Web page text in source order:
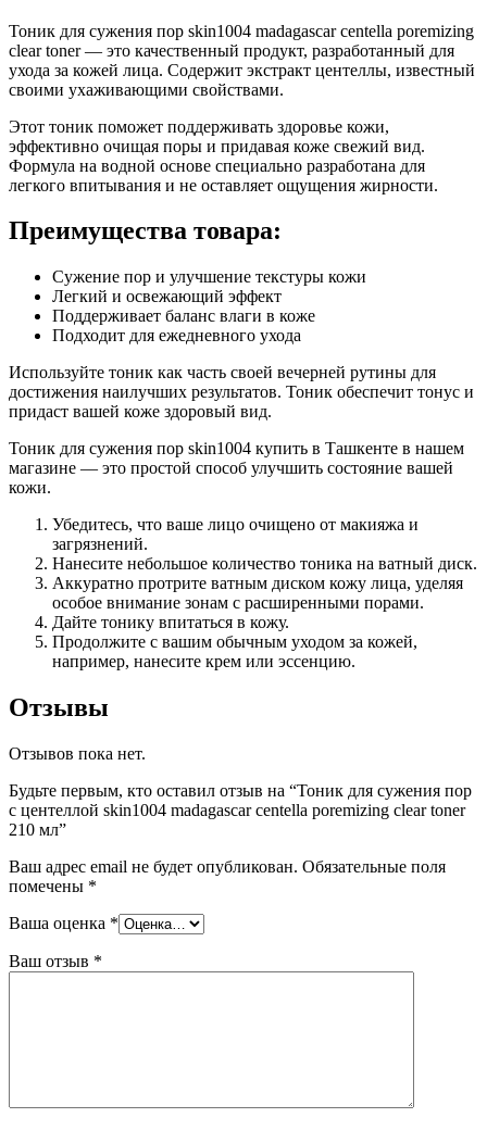
Тоник для сужения пор skin1004 madagascar centella poremizing
clear toner — это качественный продукт, разработанный для
ухода за кожей лица. Содержит экстракт центеллы, известный
своими ухаживающими свойствами.
Этот тоник поможет поддерживать здоровье кожи,
эффективно очищая поры и придавая коже свежий вид.
Формула на водной основе специально разработана для
легкого впитывания и не оставляет ощущения жирности.
Преимущества товара:
Сужение пор и улучшение текстуры кожи
Легкий и освежающий эффект
Поддерживает баланс влаги в коже
Подходит для ежедневного ухода
Используйте тоник как часть своей вечерней рутины для
достижения наилучших результатов. Тоник обеспечит тонус и
придаст вашей коже здоровый вид.
Тоник для сужения пор skin1004 купить в Ташкенте в нашем
магазине — это простой способ улучшить состояние вашей
кожи.
Убедитесь, что ваше лицо очищено от макияжа и
загрязнений.
Нанесите небольшое количество тоника на ватный диск.
Аккуратно протрите ватным диском кожу лица, уделяя
особое внимание зонам с расширенными порами.
Дайте тонику впитаться в кожу.
Продолжите с вашим обычным уходом за кожей,
например, нанесите крем или эссенцию.
Отзывы
Отзывов пока нет.
Будьте первым, кто оставил отзыв на “Тоник для сужения пор
с центеллой skin1004 madagascar centella poremizing clear toner
210 мл”
Ваш адрес email не будет опубликован. Обязательные поля
помечены *
Ваша оценка *
Ваш отзыв *